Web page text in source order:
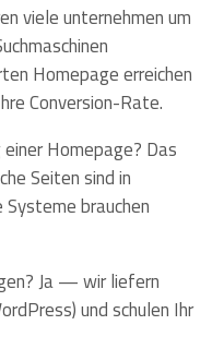
viele unternehmen um
Homepage erreichen
Conversion-Rate.
Homepage? Das
Seiten sind in
brauchen
Ja — wir liefern
und schulen Ihr